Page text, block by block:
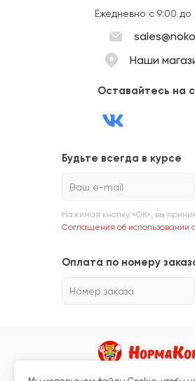
Ежедневно с 9:00 до
Наши
Оставайтесь на
Будьте всегда в курсе
Ваш e-mail
Нажимая кнопку «ОК», вы
Соглашения об использовании
Оплата по номеру
Номер заказа